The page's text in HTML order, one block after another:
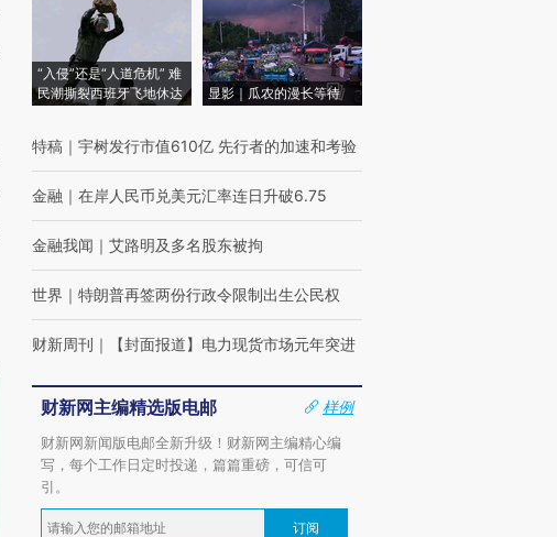
“入侵”还是“人道危机” 难
民潮撕裂西班牙飞地休达
显影｜瓜农的漫长等待
特稿 ｜ 宇树发行市值610亿 先行者的加速和考验
金融 ｜ 在岸人民币兑美元汇率连日升破6.75
金融我闻 ｜ 艾路明及多名股东被拘
世界 ｜ 特朗普再签两份行政令限制出生公民权
财新周刊 ｜ 【封面报道】电力现货市场元年突进
财新网主编精选版电邮
样例
财新网新闻版电邮全新升级！财新网主编精心编
写，每个工作日定时投递，篇篇重磅，可信可
引。
订阅